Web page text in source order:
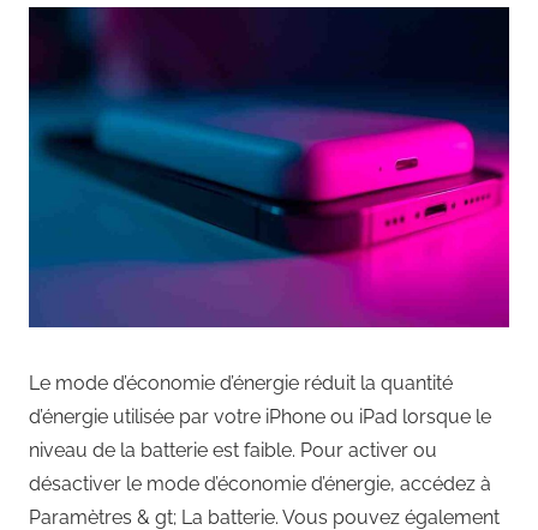
Le mode d’économie d’énergie réduit la quantité
d’énergie utilisée par votre iPhone ou iPad lorsque le
niveau de la batterie est faible. Pour activer ou
désactiver le mode d’économie d’énergie, accédez à
Paramètres & gt; La batterie. Vous pouvez également